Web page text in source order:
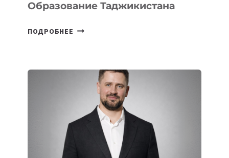
Образование Таджикистана
ПОДРОБНЕЕ 6
КОТОРЫЕ
РАЗВИВАЮТ
ТЕХНОЛОГИЧЕСКОЕ
ОБРАЗОВАНИЕ
ТАДЖИКИСТАНА